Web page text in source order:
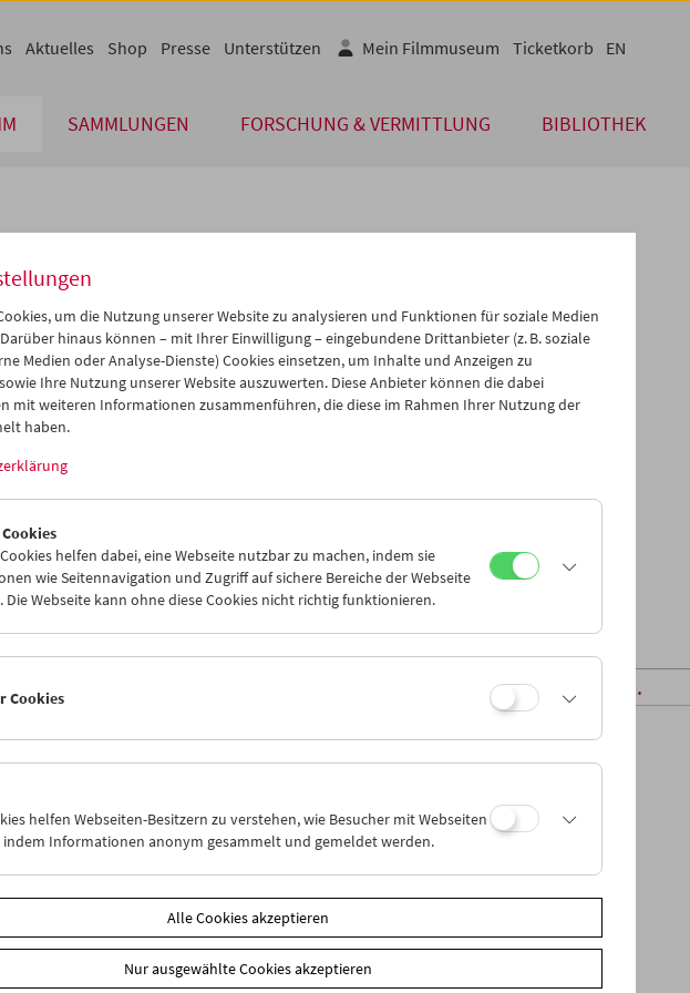
SAMMLUNGEN FORSCHUNG & VERMITTLUNG BIBLIOTHEK
Aktuelles Shop Presse Unterstützen Mein Filmmuseum Ticketkorb EN
Feb 2015 >>
Mi Do Fr Sa So
28 29 30 31
01
04 05 06 07
08
11 12
18 19
04
iCalender
Programmheft-PDF
English language or subtitles
Mi 18.2. Sa 21.2.
um die Nutzung unserer Website zu analysieren und Funktionen für soziale Medien
hinaus können – mit Ihrer Einwilligung – eingebundene Drittanbieter (z. B. soziale
Medien oder Analyse-Dienste) Cookies einsetzen, um Inhalte und Anzeigen zu
Ihre Nutzung unserer Website auszuwerten. Diese Anbieter können die dabei
mit weiteren Informationen zusammenführen, die diese im Rahmen Ihrer Nutzung der
haben.
helfen dabei, eine Webseite nutzbar zu machen, indem sie
wie Seitennavigation und Zugriff auf sichere Bereiche der Webseite
Die Webseite kann ohne diese Cookies nicht richtig funktionieren.
Cookies
helfen Webseiten-Besitzern zu verstehen, wie Besucher mit Webseiten
indem Informationen anonym gesammelt und gemeldet werden.
Alle Cookies akzeptieren
Nur ausgewählte Cookies akzeptieren